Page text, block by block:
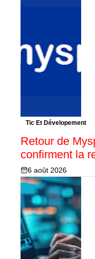
Tic Et Dévelopement
Retour de
confirment la
6 août 2026